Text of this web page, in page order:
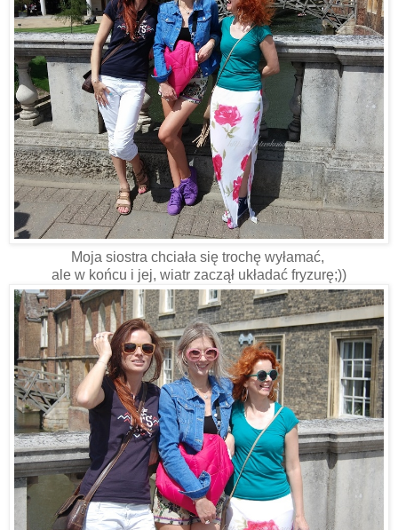
Moja siostra chciała się trochę wyłamać,
ale w końcu i jej, wiatr zaczął układać fryzurę;))